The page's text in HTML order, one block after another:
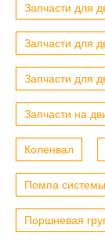
Запчасти для
Запчасти для
Запчасти для
Запчасти на
Коленвал
Помпа
Поршневая